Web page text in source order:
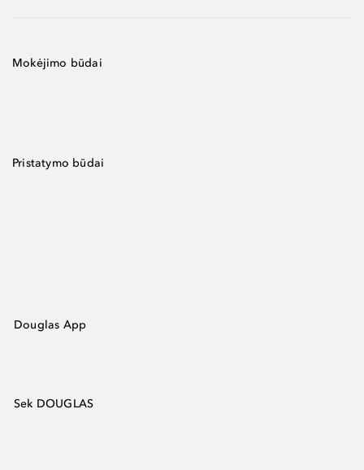
Mokėjimo būdai
Pristatymo būdai
Douglas App
Sek DOUGLAS